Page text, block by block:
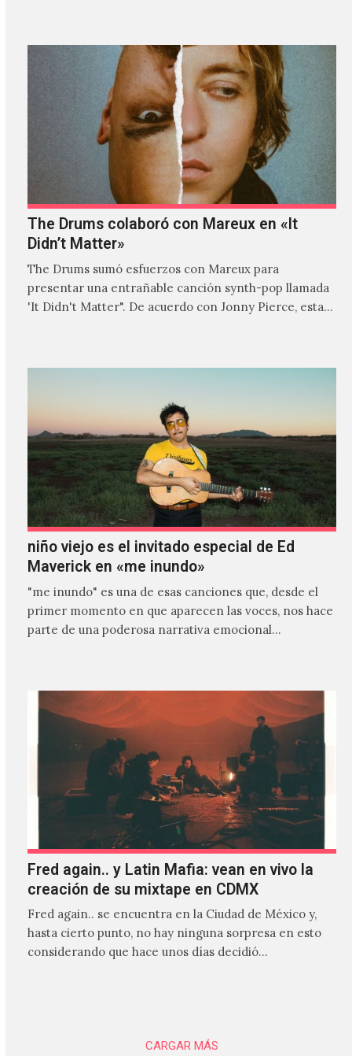
The Drums colaboró con Mareux en «It
Didn’t Matter»
The Drums sumó esfuerzos con Mareux para
presentar una entrañable canción synth-pop llamada
'It Didn't Matter". De acuerdo con Jonny Pierce, esta
niño viejo es el invitado especial de Ed
Maverick en «me inundo»
"me inundo" es una de esas canciones que, desde el
primer momento en que aparecen las voces, nos hace
parte de una poderosa narrativa emocional…
Fred again.. y Latin Mafia: vean en vivo la
creación de su mixtape en CDMX
Fred again.. se encuentra en la Ciudad de México y,
hasta cierto punto, no hay ninguna sorpresa en esto
considerando que hace unos días decidió…
CARGAR MÁS